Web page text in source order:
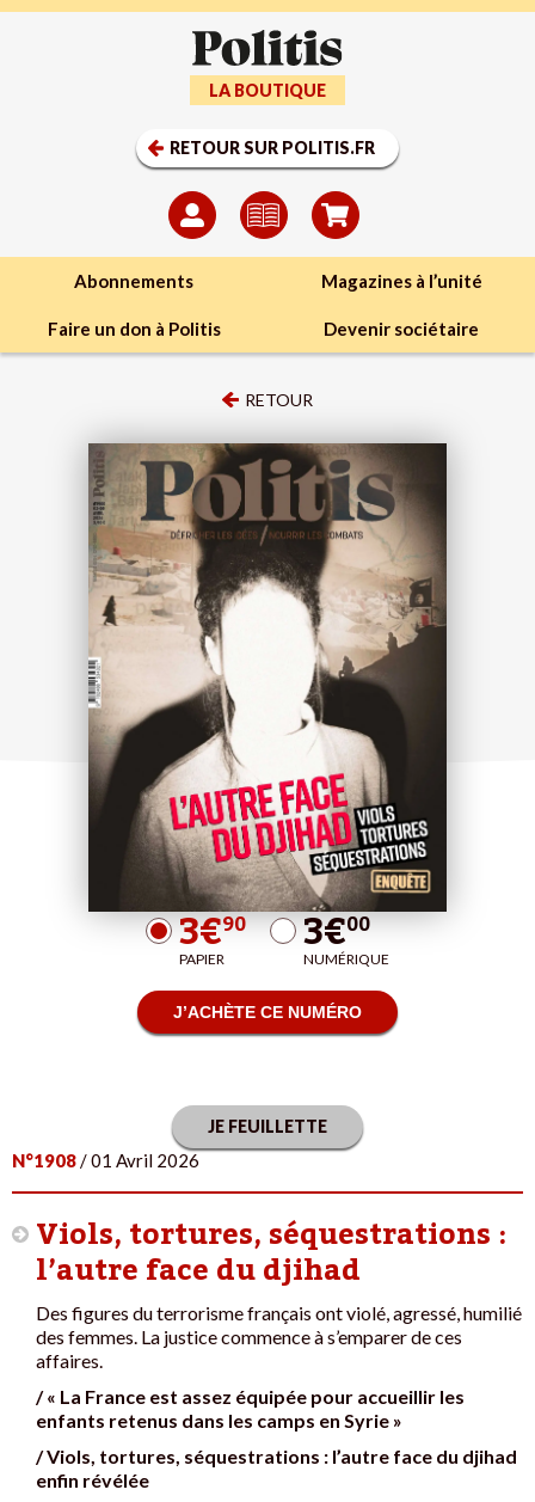
RETOUR SUR POLITIS.FR
LA BOUTIQUE
Abonnements Magazines à l’unité
Faire un don à Politis Devenir sociétaire
RETOUR
3€90
PAPIER 3€00
NUMÉRIQUE
J’ACHÈTE CE NUMÉRO
JE FEUILLETTE
N°1908/ 01 Avril 2026
Viols, tortures, séquestrations :
l’autre face du djihad
Des figures du terrorisme français ont violé, agressé, humilié
des femmes. La justice commence à s’emparer de ces
affaires.
/ « La France est assez équipée pour accueillir les
enfants retenus dans les camps en Syrie »
/ Viols, tortures, séquestrations : l’autre face du djihad
enfin révélée